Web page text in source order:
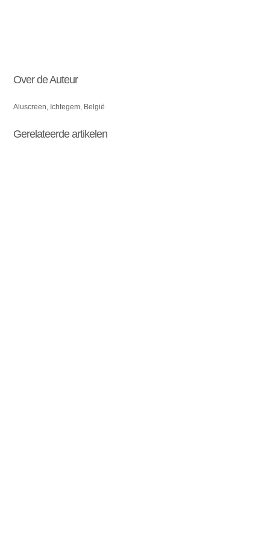
Over de Auteur
Aluscreen, Ichtegem, België
Gerelateerde artikelen